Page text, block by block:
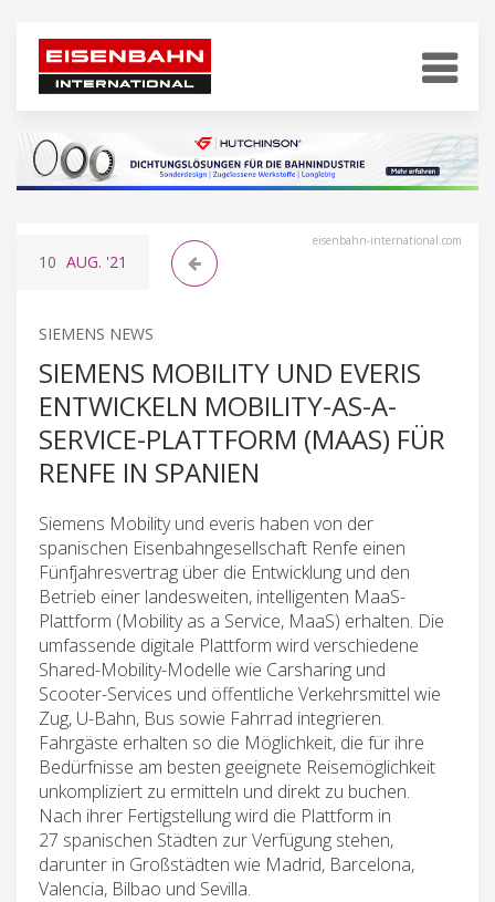
eisenbahn-international.com
10 AUG. '21
SIEMENS NEWS
SIEMENS MOBILITY UND EVERIS
ENTWICKELN MOBILITY-AS-A-
SERVICE-PLATTFORM (MAAS) FÜR
RENFE IN SPANIEN
Siemens Mobility und everis haben von der
spanischen Eisenbahngesellschaft Renfe einen
Fünfjahresvertrag über die Entwicklung und den
Betrieb einer landesweiten, intelligenten MaaS-
Plattform (Mobility as a Service, MaaS) erhalten. Die
umfassende digitale Plattform wird verschiedene
Shared-Mobility-Modelle wie Carsharing und
Scooter-Services und öffentliche Verkehrsmittel wie
Zug, U-Bahn, Bus sowie Fahrrad integrieren.
Fahrgäste erhalten so die Möglichkeit, die für ihre
Bedürfnisse am besten geeignete Reisemöglichkeit
unkompliziert zu ermitteln und direkt zu buchen.
Nach ihrer Fertigstellung wird die Plattform in
27 spanischen Städten zur Verfügung stehen,
darunter in Großstädten wie Madrid, Barcelona,
Valencia, Bilbao und Sevilla.